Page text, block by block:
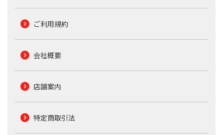
ご利用規約
会社概要
店舗案内
特定商取引法